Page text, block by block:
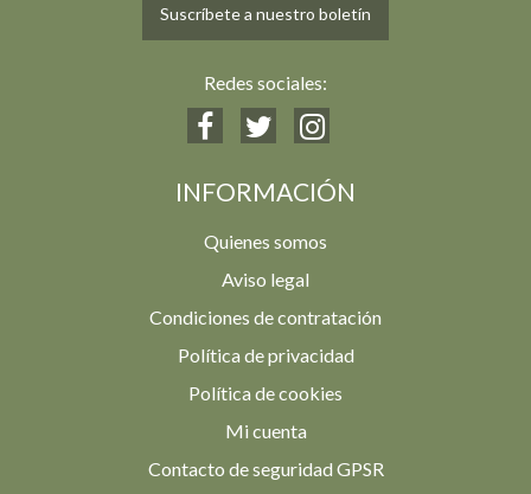
Suscríbete a nuestro boletín
Redes sociales:
INFORMACIÓN
Quienes somos
Aviso legal
Condiciones de contratación
Política de privacidad
Política de cookies
Mi cuenta
Contacto de seguridad GPSR